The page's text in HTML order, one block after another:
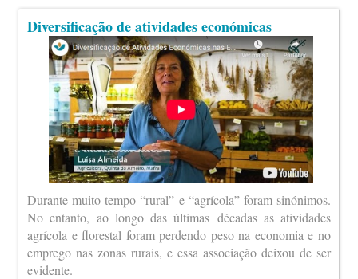
Diversificação de atividades económicas
Durante muito tempo “rural” e “agrícola” foram sinónimos.
No entanto, ao longo das últimas décadas as atividades
agrícola e florestal foram perdendo peso na economia e no
emprego nas zonas rurais, e essa associação deixou de ser
evidente.